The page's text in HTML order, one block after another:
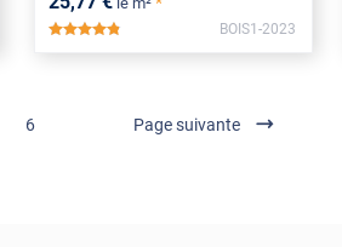
*****
BOIS1-2023
6 Page suivante